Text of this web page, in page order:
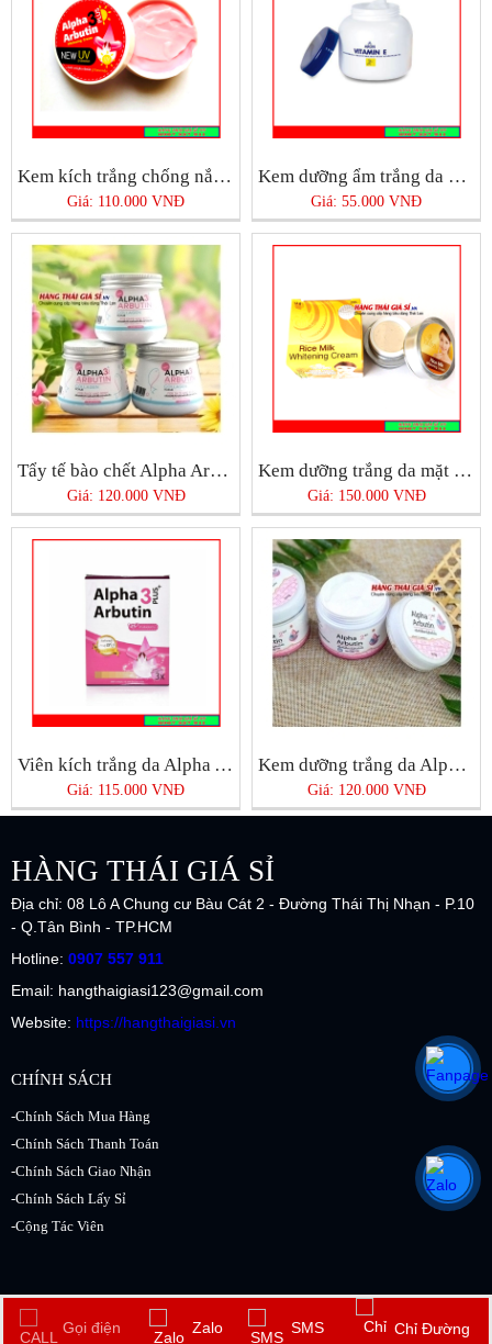
Kem kích trắng chống nắng Alpha Arbutin
Giá: 110.000 VNĐ
Kem dưỡng ẩm trắng da Vitamin E ARON
Giá: 55.000 VNĐ
Tẩy tế bào chết Alpha Arbutin 3 Plus +
Giá: 120.000 VNĐ
Kem dưỡng trắng da mặt Rice Milk
Giá: 150.000 VNĐ
Viên kích trắng da Alpha Arbutin
Giá: 115.000 VNĐ
Kem dưỡng trắng da Alpha Arbutin
Giá: 120.000 VNĐ
HÀNG THÁI GIÁ SỈ
Địa chỉ: 08 Lô A Chung cư Bàu Cát 2 - Đường Thái Thị Nhạn - P.10
- Q.Tân Bình - TP.HCM
Hotline: 0907 557 911
Email: hangthaigiasi123@gmail.com
Website: https://hangthaigiasi.vn
CHÍNH SÁCH
-Chính Sách Mua Hàng
-Chính Sách Thanh Toán
-Chính Sách Giao Nhận
-Chính Sách Lấy Sỉ
-Cộng Tác Viên
. All rights reserved. Design by
NiNa.vn
Gọi điện Zalo SMS Chỉ Đường